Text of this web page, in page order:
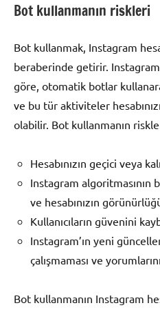
Bot kullanmanın riskleri
Bot kullanmak, Instagram
beraberinde getirir.
göre, otomatik botlar
ve bu tür aktiviteler
olabilir. Bot kullanmanın
Hesabınızın geçici veya
Instagram algoritmasının
ve hesabınızın
Kullanıcıların güvenini
Instagram’ın yeni
çalışmaması ve
Bot kullanmanın Instagram